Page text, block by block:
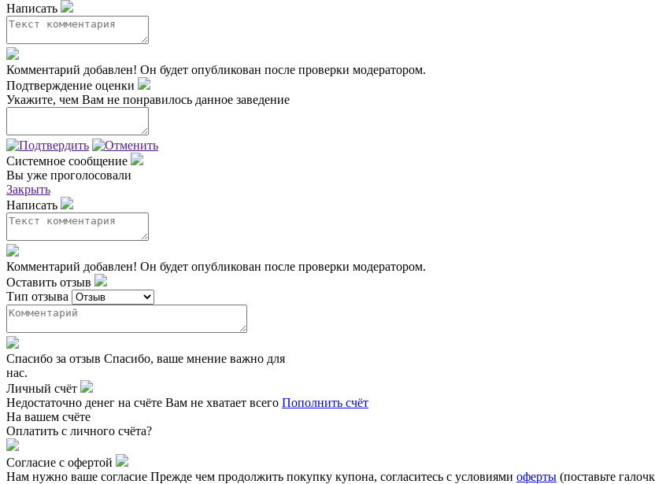
Написать
Комментарий добавлен! Он будет опубликован после проверки модератором.
Подтверждение оценки
Укажите, чем Вам не понравилось данное заведение
Системное сообщение
Вы уже проголосовали
Закрыть
Написать
Комментарий добавлен! Он будет опубликован после проверки модератором.
Оставить отзыв
Тип отзыва
Спасибо за отзыв Спасибо, ваше мнение важно для
нас.
Личный счёт
Недостаточно денег на счёте Вам не хватает всего Пополнить счёт
На вашем счёте
Оплатить с личного счёта?
Согласие с офертой
Нам нужно ваше согласие Прежде чем продолжить покупку купона, согласитесь с условиями оферты (поставьте